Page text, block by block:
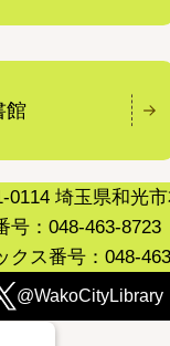
館
0114 埼玉県和光
号：048-463-8723
クス番号：048-
@WakoCityLibrary